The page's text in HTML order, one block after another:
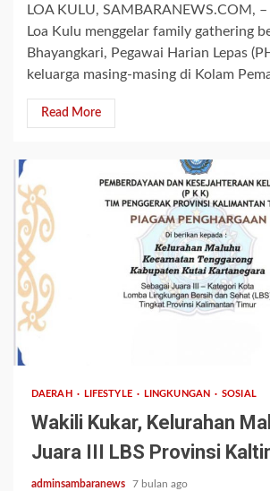
LOA KULU, SAMBARANEWS.COM,
Loa Kulu menggelar family gathering
Bhayangkari, Pegawai Harian Lepas
keluarga masing-masing di Kolam
Read More
DAERAH LIFESTYLE LINGKUNGAN SOSIAL
Wakili Kukar, Kelurahan
Juara III LBS Provinsi
adminsambaranews 7 bulan ago